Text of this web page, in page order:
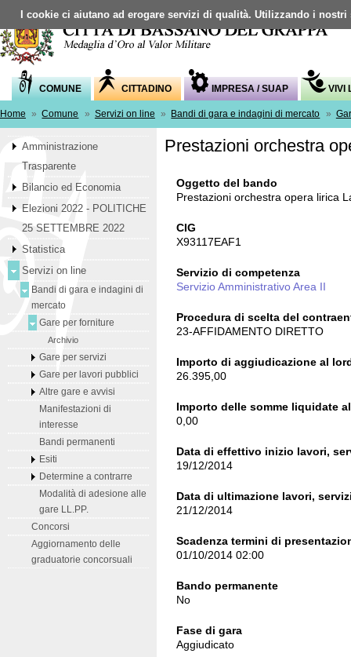
COMUNE CITTADINO IMPRESA / SUAP VIVI
Home » Comune » Servizi on line » Bandi di gara e indagini di mercato »
Amministrazione
Trasparente
Bilancio ed Economia
Elezioni 2022 - POLITICHE
25 SETTEMBRE 2022
Statistica
Servizi on line
Bandi di gara e indagini di
mercato
Gare per forniture
Archivio
Gare per servizi
Gare per lavori pubblici
Altre gare e avvisi
Manifestazioni di
interesse
Bandi permanenti
Esiti
Determine a contrarre
Modalità di adesione alle
gare LL.PP.
Concorsi
Aggiornamento delle
graduatorie concorsuali
Prestazioni orchestra
Oggetto del bando
Prestazioni orchestra opera lirica
CIG
X93117EAF1
Servizio di competenza
Servizio Amministrativo Area II
Procedura di scelta del
23-AFFIDAMENTO DIRETTO
Importo di aggiudicazione al
26.395,00
Importo delle somme liquidate
0,00
Data di effettivo inizio lavori,
19/12/2014
Data di ultimazione lavori,
21/12/2014
Scadenza termini di
01/10/2014 02:00
Bando permanente
No
Fase di gara
Aggiudicato
I cookie ci aiutano ad erogare servizi di qualità. Utilizzando i